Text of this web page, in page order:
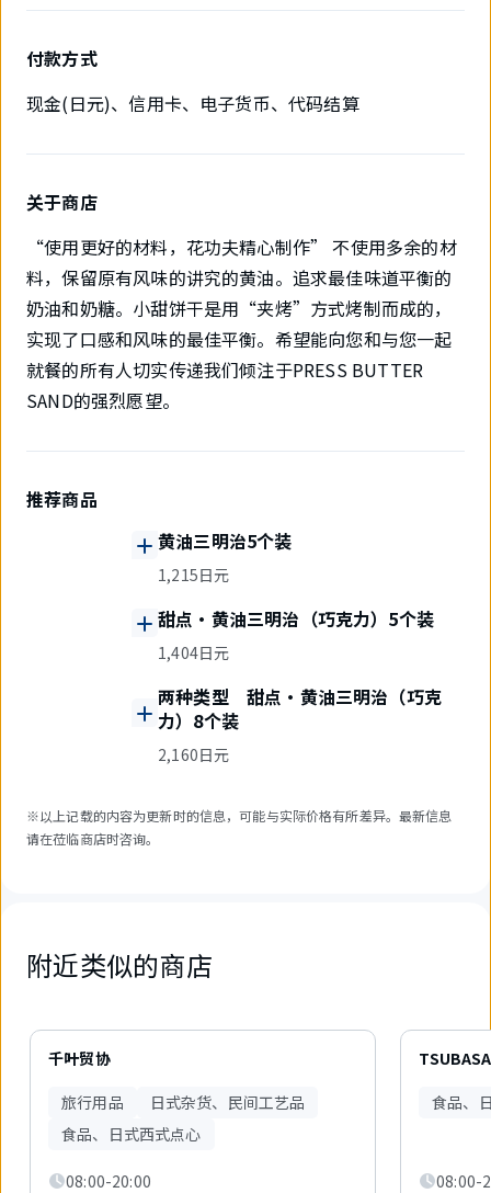
付款方式
现金(日元)、信用卡、电子货币、代码结算
关于商店
“使用更好的材料，花功夫精心制作” 不使用多余的材
料，保留原有风味的讲究的黄油。追求最佳味道平衡的
奶油和奶糖。小甜饼干是用“夹烤”方式烤制而成的，
实现了口感和风味的最佳平衡。希望能向您和与您一起
就餐的所有人切实传递我们倾注于PRESS BUTTER
SAND的强烈愿望。
推荐商品
黄油三明治5个装
1,215日元
甜点・黄油三明治（巧克力）5个装
1,404日元
两种类型 甜点・黄油三明治（巧克
力）8个装
2,160日元
※以上记载的内容为更新时的信息，可能与实际价格有所差异。最新信息
请在莅临商店时咨询。
附近类似的商店
千叶贸协
旅行用品
日式杂货、民间工艺品
食品、日式西式点心
08:00-20:00
TSUBASA
食品、
08:00-